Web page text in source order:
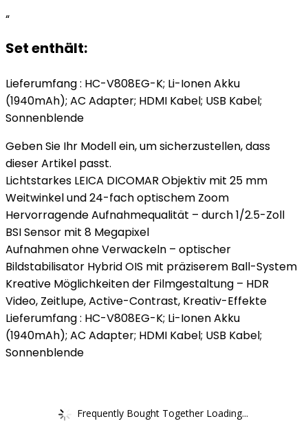
“
Set enthält:
Lieferumfang : HC-V808EG-K; Li-Ionen Akku
(1940mAh); AC Adapter; HDMI Kabel; USB Kabel;
Sonnenblende
Geben Sie Ihr Modell ein, um sicherzustellen, dass
dieser Artikel passt.
Lichtstarkes LEICA DICOMAR Objektiv mit 25 mm
Weitwinkel und 24-fach optischem Zoom
Hervorragende Aufnahmequalität – durch 1/2.5-Zoll
BSI Sensor mit 8 Megapixel
Aufnahmen ohne Verwackeln – optischer
Bildstabilisator Hybrid OIS mit präziserem Ball-System
Kreative Möglichkeiten der Filmgestaltung – HDR
Video, Zeitlupe, Active-Contrast, Kreativ-Effekte
Lieferumfang : HC-V808EG-K; Li-Ionen Akku
(1940mAh); AC Adapter; HDMI Kabel; USB Kabel;
Sonnenblende
Frequently Bought Together Loading...